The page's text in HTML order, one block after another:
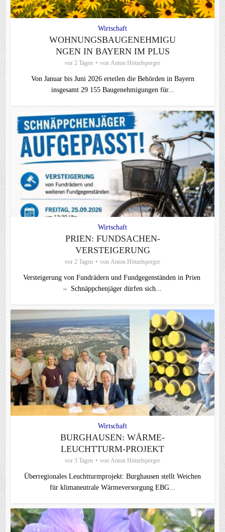
Wirtschaft
WOHNUNGSBAUGENEHMIGU
NGEN IN BAYERN IM PLUS
vor 2 Tagen von Anton Hötzelsperger
Von Januar bis Juni 2026 erteilen die Behörden in Bayern
insgesamt 29 155 Baugenehmigungen für...
Wirtschaft
PRIEN: FUNDSACHEN-
VERSTEIGERUNG
vor 2 Tagen von Anton Hötzelsperger
Versteigerung von Fundrädern und Fundgegenständen in Prien
– Schnäppchenjäger dürfen sich...
Wirtschaft
BURGHAUSEN: WÄRME-
LEUCHTTURM-PROJEKT
vor 3 Tagen von Anton Hötzelsperger
Überregionales Leuchtturmprojekt: Burghausen stellt Weichen
für klimaneutrale Wärmeversorgung EBG...